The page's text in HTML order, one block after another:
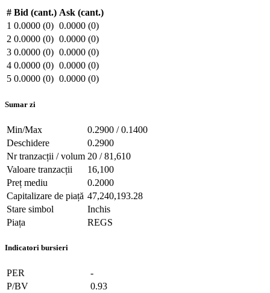
# Bid (cant.) Ask (cant.)
1 0.0000 (0) 0.0000 (0)
2 0.0000 (0) 0.0000 (0)
3 0.0000 (0) 0.0000 (0)
4 0.0000 (0) 0.0000 (0)
5 0.0000 (0) 0.0000 (0)
Sumar zi
Min/Max
0.2900 / 0.1400
Deschidere
0.2900
Nr tranzacții / volum 20 / 81,610
Valoare tranzacții
16,100
Preț mediu
0.2000
Capitalizare de piață 47,240,193.28
Stare simbol
Inchis
Piața
REGS
Indicatori bursieri
PER
-
P/BV
0.93